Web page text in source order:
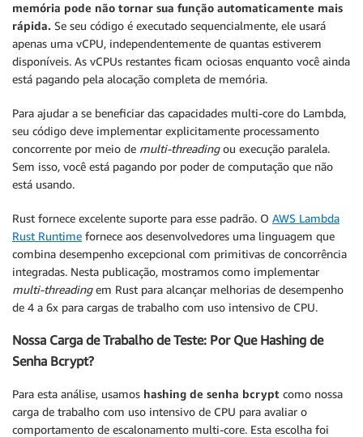
memória pode não tornar sua função automaticamente mais
rápida. Se seu código é executado sequencialmente, ele usará
apenas uma vCPU, independentemente de quantas estiverem
disponíveis. As vCPUs restantes ficam ociosas enquanto você ainda
está pagando pela alocação completa de memória.
Para ajudar a se beneficiar das capacidades multi-core do Lambda,
seu código deve implementar explicitamente processamento
concorrente por meio de multi-threadingou execução paralela.
Sem isso, você está pagando por poder de computação que não
está usando.
Rust fornece excelente suporte para esse padrão. O AWS Lambda
Rust Runtime fornece aos desenvolvedores uma linguagem que
combina desempenho excepcional com primitivas de concorrência
integradas. Nesta publicação, mostramos como implementar
multi-threadingem Rust para alcançar melhorias de desempenho
de 4 a 6x para cargas de trabalho com uso intensivo de CPU.
Nossa Carga de Trabalho de Teste: Por Que Hashing de
Senha Bcrypt?
Para esta análise, usamos hashing de senha bcrypt como nossa
carga de trabalho com uso intensivo de CPU para avaliar o
comportamento de escalonamento multi-core. Esta escolha foi